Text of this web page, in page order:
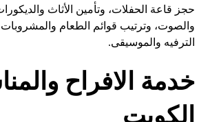
حجز قاعة الحفلات، وتأمين الأثاث
والصوت، وترتيب قوائم الطعام
الترفيه والموسيقى.
خدمة الافراح
الكويت